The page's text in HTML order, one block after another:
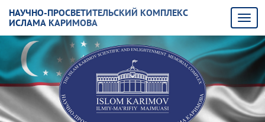
НАУЧНО-ПРОСВЕТИТЕЛЬСКИЙ КОМПЛЕКС
ИСЛАМА КАРИМОВА